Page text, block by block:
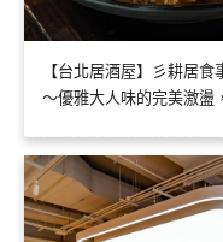
【台北居酒屋】彡耕居
～優雅大人味的完美激盪